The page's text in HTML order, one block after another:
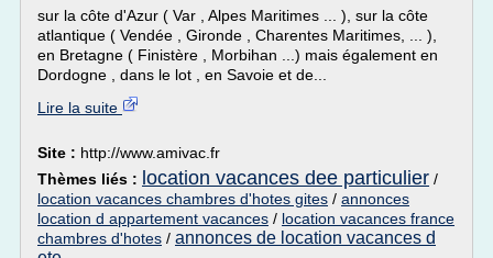
sur la côte d'Azur ( Var , Alpes Maritimes ... ), sur la côte
atlantique ( Vendée , Gironde , Charentes Maritimes, ... ),
en Bretagne ( Finistère , Morbihan ...) mais également en
Dordogne , dans le lot , en Savoie et de...
Lire la suite
Site : http://www.amivac.fr
Thèmes liés : location vacances dee particulier /
location vacances chambres d'hotes gites / annonces
location d appartement vacances / location vacances france
chambres d'hotes / annonces de location vacances d